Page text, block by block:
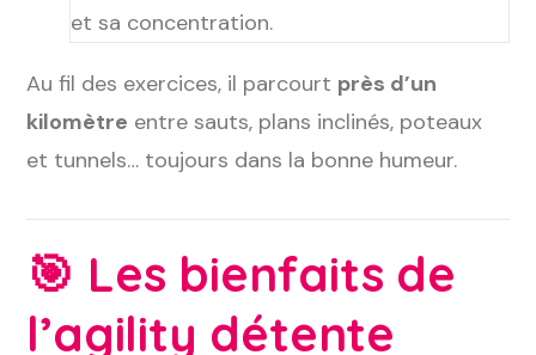
et sa concentration.
Au fil des exercices, il parcourt près d’un
kilomètre entre sauts, plans inclinés, poteaux
et tunnels… toujours dans la bonne humeur.
🎯 Les bienfaits de
l’agility détente